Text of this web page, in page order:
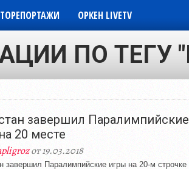
ОРКЕН LIVETV
ПО
завершил Паралимпийские
20 месте
от 19.03.2018
завершил Паралимпийские игры на 20-м строчке